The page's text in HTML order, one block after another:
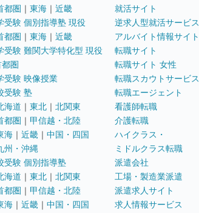
都圏 ｜ 東海 ｜ 近畿
受験 個別指導塾 現役
都圏 ｜ 東海 ｜ 近畿
受験 難関大学特化型 現役
圏
受験 映像授業
受験 塾
海道 ｜ 東北 ｜ 北関東
都圏 ｜ 甲信越・北陸
海 ｜ 近畿 ｜ 中国・四国
州・沖縄
受験 個別指導塾
海道 ｜ 東北 ｜ 北関東
都圏 ｜ 甲信越・北陸
海 ｜ 近畿 ｜ 中国・四国
就活サイト
逆求人型就活サービス
アルバイト情報サイト
転職サイト
転職サイト 女性
転職スカウトサービス
転職エージェント
看護師転職
介護転職
ハイクラス・
ミドルクラス転職
派遣会社
工場・製造業派遣
派遣求人サイト
求人情報サービス